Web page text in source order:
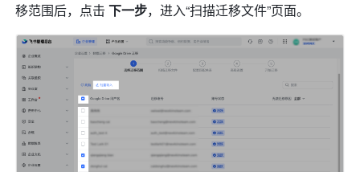
移范围后，点击 下一步，进入“扫描迁移文件”页面。